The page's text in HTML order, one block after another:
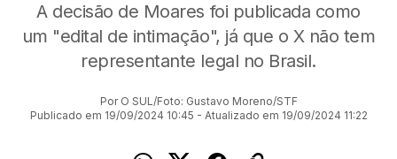
A decisão de Moares foi publicada como
um "edital de intimação", já que o X não tem
representante legal no Brasil.
Por O SUL/Foto: Gustavo Moreno/STF
Publicado em 19/09/2024 10:45 - Atualizado em 19/09/2024 11:22